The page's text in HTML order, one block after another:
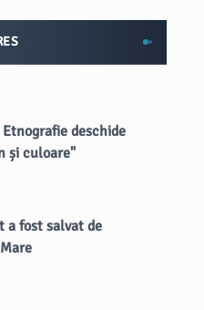
deschide
și culoare"
a fost salvat de